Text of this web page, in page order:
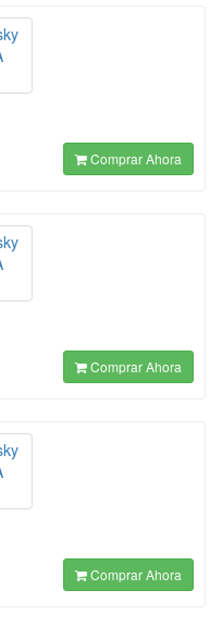
Comprar Ahora
Comprar Ahora
Comprar Ahora